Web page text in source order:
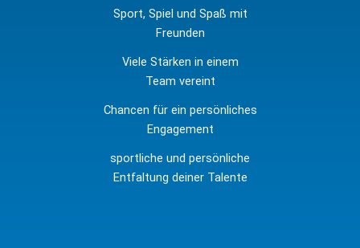
Sport, Spiel und Spaß mit
Freunden
Viele Stärken in einem
Team vereint
Chancen für ein persönliches
Engagement
sportliche und persönliche
Entfaltung deiner Talente